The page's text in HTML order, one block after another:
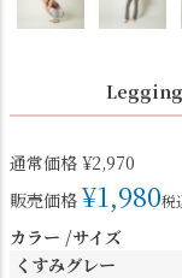
通常価格 ¥2,970
販売価格 ¥1,980税
カラー サイズ
くすみグレー